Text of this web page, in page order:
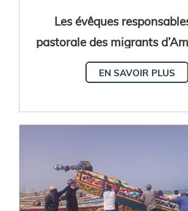
Les évêques
pastorale des migrants
Nord, d’Amérique centrale
Caraïbes se réunissent au
EN SAVOIR PLUS